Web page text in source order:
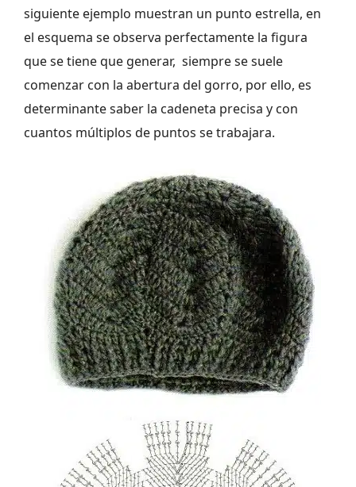
siguiente ejemplo muestran un punto estrella, en
el esquema se observa perfectamente la figura
que se tiene que generar, siempre se suele
comenzar con la abertura del gorro, por ello, es
determinante saber la cadeneta precisa y con
cuantos múltiplos de puntos se trabajara.